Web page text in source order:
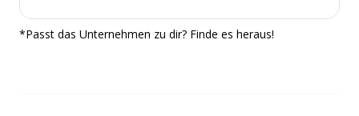
*Passt das Unternehmen zu dir? Finde es heraus!